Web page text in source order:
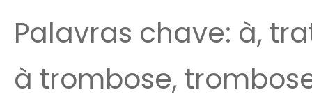
Palavras chave: à,
à trombose,